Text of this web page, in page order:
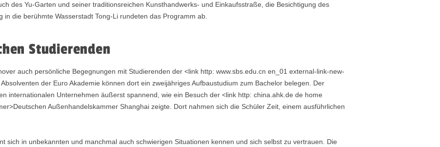
des Yu-Garten und seiner traditionsreichen Kunsthandwerks- und Einkaufsstraße, die Besichtigung des
in die berühmte Wasserstadt Tong-Li rundeten das Programm ab.
Studierenden
auch persönliche Begegnungen mit Studierenden der <link http: www.sbs.edu.cn en_01 external-link-new-
der Euro Akademie können dort ein zweijähriges Aufbaustudium zum Bachelor belegen. Der
internationalen Unternehmen äußerst spannend, wie ein Besuch der <link http: china.ahk.de de home
Außenhandelskammer Shanghai zeigte. Dort nahmen sich die Schüler Zeit, einem ausführlichen
sich in unbekannten und manchmal auch schwierigen Situationen kennen und sich selbst zu vertrauen. Die